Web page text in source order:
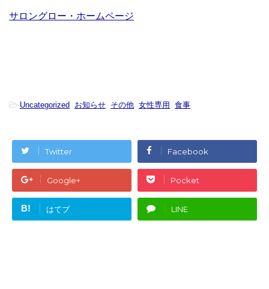
サロングロー・ホームページ
-Uncategorized, お知らせ, その他, 女性専用 , 食事
Twitter Facebook
Google+ Pocket
B! はてブ LINE